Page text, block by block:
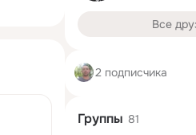
Все
2 подписчика
Группы 81